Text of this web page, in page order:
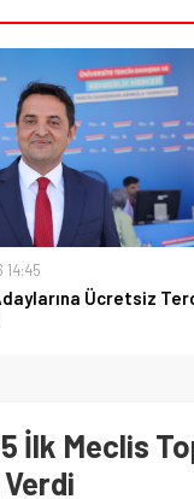
14:45
Ücretsiz
İlk Meclis